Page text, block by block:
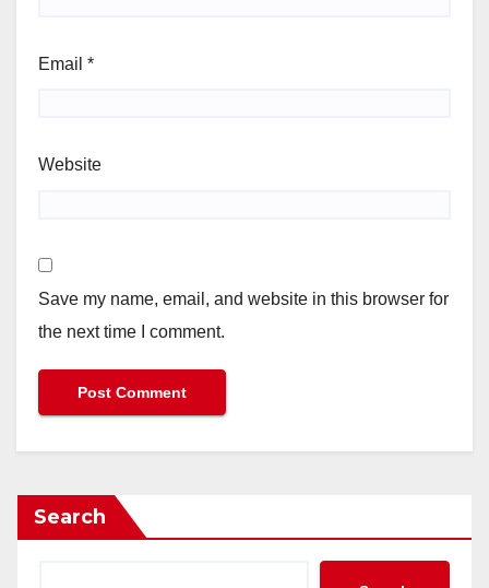
Email *
Website
Save my name, email, and website in this browser for
the next time I comment.
Search